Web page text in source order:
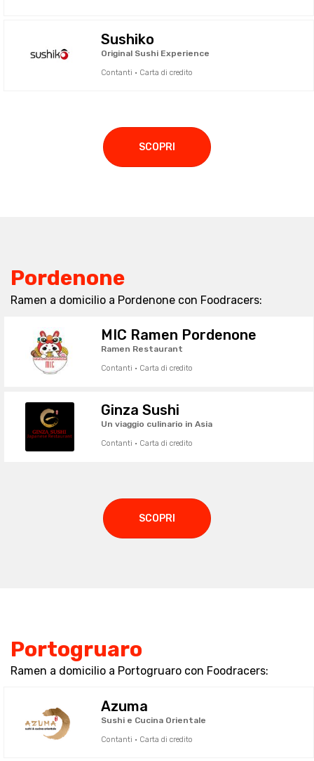
Sushiko
Original Sushi Experience
Contanti · Carta di credito
SCOPRI
Pordenone
Ramen a domicilio a Pordenone con Foodracers:
MIC Ramen Pordenone
Ramen Restaurant
Contanti · Carta di credito
Ginza Sushi
Un viaggio culinario in Asia
Contanti · Carta di credito
SCOPRI
Portogruaro
Ramen a domicilio a Portogruaro con Foodracers:
Azuma
Sushi e Cucina Orientale
Contanti · Carta di credito